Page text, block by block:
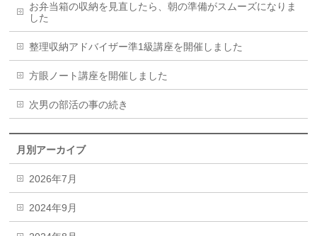
お弁当箱の収納を見直したら、朝の準備がスムーズになりま
した
整理収納アドバイザー準1級講座を開催しました
方眼ノート講座を開催しました
次男の部活の事の続き
月別アーカイブ
2026年7月
2024年9月